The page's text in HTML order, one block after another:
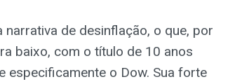
de desinflação, o que, por
baixo, com o título de 10 anos
especificamente o Dow. Sua forte